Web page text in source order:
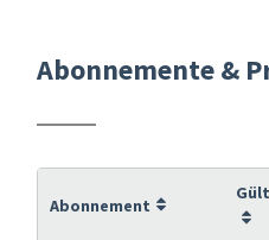
Abonnemente &
Abonnement